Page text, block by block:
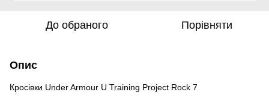
До обраного Порівняти
Опис
Кросівки Under Armour U Training Project Rock 7